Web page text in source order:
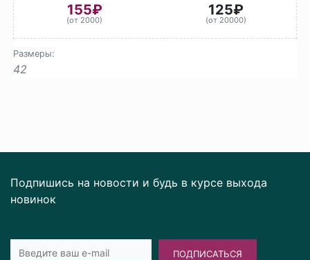
155₽
(от 2000)
125₽
(от 20000)
Размеры:
42
Подпишись на новости и будь в курсе выхода
новинок
ПОДПИСАТЬСЯ